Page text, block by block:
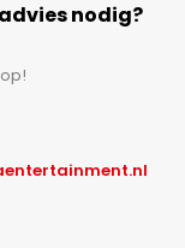
nodig?